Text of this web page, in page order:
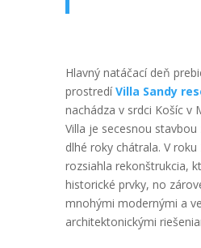
Hlavný natáčací deň
prostredíVilla Sandy
nachádza v srdci Košíc v
Villa je secesnou stavbou
dlhé roky chátrala. V roku
rozsiahla rekonštrukcia,
historické prvky, no
mnohými modernými a
architektonickými